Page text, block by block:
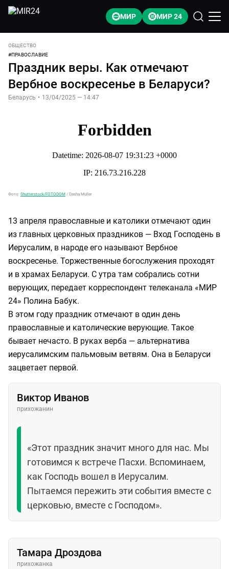
МИР МИР 24
ОБЩЕСТВО
#ПРАВОСЛАВИЕ
Праздник веры. Как отмечают
Вербное воскресенье в Беларуси?
Беларусь • 13/04/2025 — 14:47
Фото: Shutterstock/FOTODOM / Dasha Muller
13 апреля православные и католики отмечают один
из главных церковных праздников — Вход Господень в
Иерусалим, в народе его называют Вербное
воскресенье. Торжественные богослужения проходят
и в храмах Беларуси. С утра там собрались сотни
верующих, передает корреспондент телеканала «МИР
24» Полина Бабук.
В этом году праздник отмечают в один день
православные и католические верующие. Такое
бывает нечасто. В руках верба — альтернатива
иерусалимским пальмовым ветвям. Она в Беларуси
зацветает первой.
Виктор Иванов
прихожанин
«Этот праздник значит много для нас. Мы
готовимся к встрече Пасхи. Вспоминаем,
как Господь вошел в Иерусалим.
Пытаемся пережить эти события вместе с
церковью, вместе с Господом».
Тамара Дроздова
прихожанка